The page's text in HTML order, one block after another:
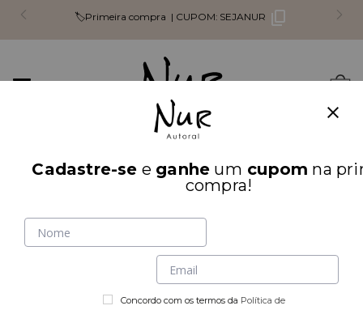
🏷️Primeira compra | CUPOM: SEJANUR
Mudar
INÍCIO 🔒 % OFF SECRETO
Cadastre-se e ganhe um cupom na
compra!
Concordo com os termos da Política de